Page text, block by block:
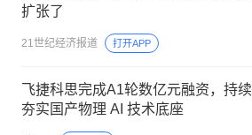
扩张了
21世纪经济报道 打开APP
飞捷科思完成A1轮数亿元融资，持续
夯实国产物理 AI 技术底座